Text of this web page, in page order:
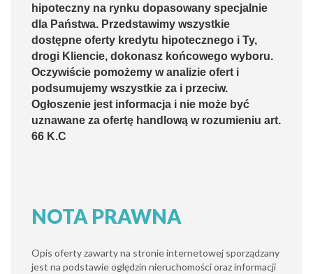
hipoteczny na rynku dopasowany specjalnie
dla Państwa. Przedstawimy wszystkie
dostępne oferty kredytu hipotecznego i Ty,
drogi Kliencie, dokonasz końcowego wyboru.
Oczywiście pomożemy w analizie ofert i
podsumujemy wszystkie za i przeciw.
Ogłoszenie jest informacja i nie może być
uznawane za ofertę handlową w rozumieniu art.
66 K.C
NOTA PRAWNA
Opis oferty zawarty na stronie internetowej sporządzany
jest na podstawie oględzin nieruchomości oraz informacji